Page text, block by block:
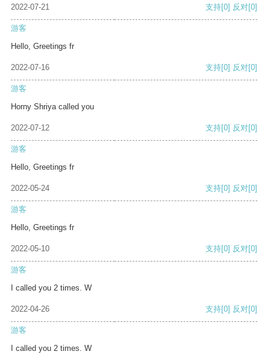
2022-07-21 支持[0] 反对[0]
游客
Hello, Greetings fr
2022-07-16 支持[0] 反对[0]
游客
Horny Shriya called you
2022-07-12 支持[0] 反对[0]
游客
Hello, Greetings fr
2022-05-24 支持[0] 反对[0]
游客
Hello, Greetings fr
2022-05-10 支持[0] 反对[0]
游客
I called you 2 times. W
2022-04-26 支持[0] 反对[0]
游客
I called you 2 times. W